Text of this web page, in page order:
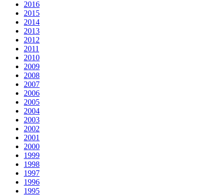
2016
2015
2014
2013
2012
2011
2010
2009
2008
2007
2006
2005
2004
2003
2002
2001
2000
1999
1998
1997
1996
1995